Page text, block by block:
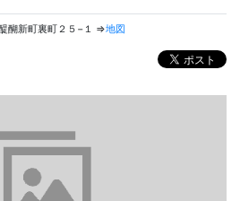
〒601-1326 京都府京都市伏見区醍醐新町裏町２５−１ ⇒地図